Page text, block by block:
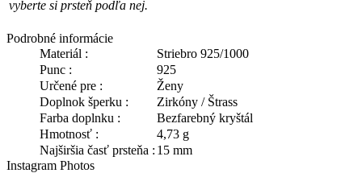
vyberte si prsteň podľa nej.
Podrobné informácie
Materiál :
Striebro 925/1000
Punc :
925
Určené pre :
Ženy
Doplnok šperku :
Zirkóny / Štrass
Farba doplnku :
Bezfarebný kryštál
Hmotnosť :
4,73 g
Najširšia časť prsteňa : 15 mm
Instagram Photos